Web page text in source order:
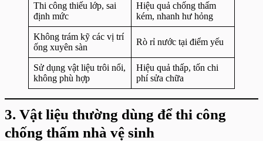
Thi công thiếu lớp, sai
định mức
Hiệu quả chống thấm
kém, nhanh hư hỏng
Không trám kỹ các vị trí
ống xuyên sàn
Rò rỉ nước tại điểm yếu
Sử dụng vật liệu trôi nổi,
không phù hợp
Hiệu quả thấp, tốn chi
phí sửa chữa
3. Vật liệu thường dùng để thi công
chống thấm nhà vệ sinh